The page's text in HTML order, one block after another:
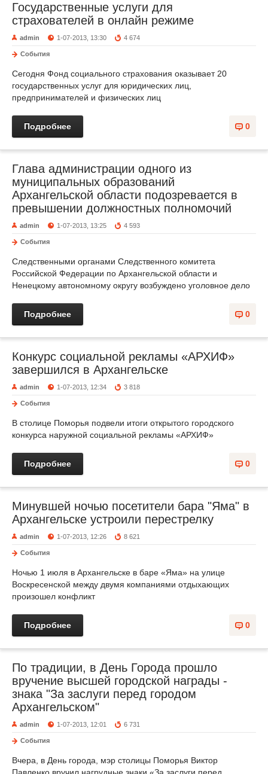
Государственные услуги для
страхователей в онлайн режиме
admin 1-07-2013, 13:30 4 674
События
Сегодня Фонд социального страхования оказывает 20
государственных услуг для юридических лиц,
предпринимателей и физических лиц
0
Подробнее
Глава администрации одного из
муниципальных образований
Архангельской области подозревается в
превышении должностных полномочий
admin 1-07-2013, 13:25 4 593
События
Следственными органами Следственного комитета
Российской Федерации по Архангельской области и
Ненецкому автономному округу возбуждено уголовное дело
0
Подробнее
Конкурс социальной рекламы «АРХИФ»
завершился в Архангельске
admin 1-07-2013, 12:34 3 818
События
В столице Поморья подвели итоги открытого городского
конкурса наружной социальной рекламы «АРХИФ»
0
Подробнее
Минувшей ночью посетители бара "Яма" в
Архангельске устроили перестрелку
admin 1-07-2013, 12:26 8 621
События
Ночью 1 июля в Архангельске в баре «Яма» на улице
Воскресенской между двумя компаниями отдыхающих
произошел конфликт
0
Подробнее
По традиции, в День Города прошло
вручение высшей городской награды -
знака "За заслуги перед городом
Архангельском"
admin 1-07-2013, 12:01 6 731
События
Вчера, в День города, мэр столицы Поморья Виктор